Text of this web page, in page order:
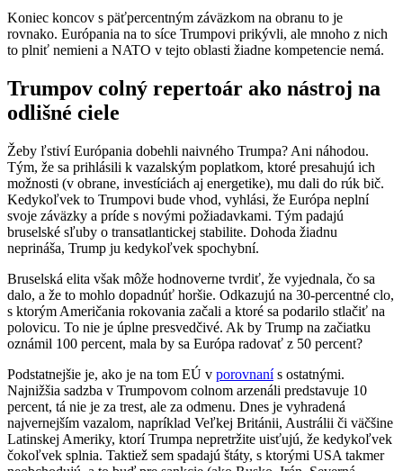
Koniec koncov s päťpercentným záväzkom na obranu to je
rovnako. Európania na to síce Trumpovi prikývli, ale mnoho z nich
to plniť nemieni a NATO v tejto oblasti žiadne kompetencie nemá.
Trumpov colný repertoár ako nástroj na
odlišné ciele
Žeby ľstiví Európania dobehli naivného Trumpa? Ani náhodou.
Tým, že sa prihlásili k vazalským poplatkom, ktoré presahujú ich
možnosti (v obrane, investíciách aj energetike), mu dali do rúk bič.
Kedykoľvek to Trumpovi bude vhod, vyhlási, že Európa neplní
svoje záväzky a príde s novými požiadavkami. Tým padajú
bruselské sľuby o transatlantickej stabilite. Dohoda žiadnu
neprináša, Trump ju kedykoľvek spochybní.
Bruselská elita však môže hodnoverne tvrdiť, že vyjednala, čo sa
dalo, a že to mohlo dopadnúť horšie. Odkazujú na 30-percentné clo,
s ktorým Američania rokovania začali a ktoré sa podarilo stlačiť na
polovicu. To nie je úplne presvedčivé. Ak by Trump na začiatku
oznámil 100 percent, mala by sa Európa radovať z 50 percent?
Podstatnejšie je, ako je na tom EÚ v porovnanís ostatnými.
Najnižšia sadzba v Trumpovom colnom arzenáli predstavuje 10
percent, tá nie je za trest, ale za odmenu. Dnes je vyhradená
najvernejším vazalom, napríklad Veľkej Británii, Austrálii či väčšine
Latinskej Ameriky, ktorí Trumpa nepretržite uisťujú, že kedykoľvek
čokoľvek splnia. Taktiež sem spadajú štáty, s ktorými USA takmer